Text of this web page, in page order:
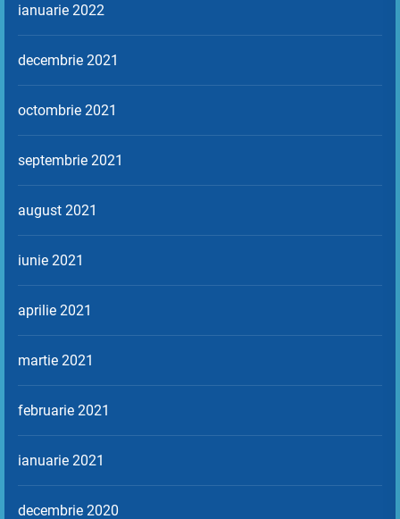
ianuarie 2022
decembrie 2021
octombrie 2021
septembrie 2021
august 2021
iunie 2021
aprilie 2021
martie 2021
februarie 2021
ianuarie 2021
decembrie 2020